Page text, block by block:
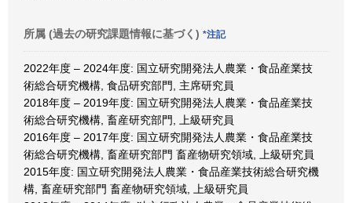
所属 (過去の研究課題情報に基づく) *注記
2022年度 – 2024年度: 国立研究開発法人農業・食品産業技
術総合研究機構, 食品研究部門, 主席研究員
2018年度 – 2019年度: 国立研究開発法人農業・食品産業技
術総合研究機構, 畜産研究部門, 上級研究員
2016年度 – 2017年度: 国立研究開発法人農業・食品産業技
術総合研究機構, 畜産研究部門 畜産物研究領域, 上級研究員
2015年度: 国立研究開発法人農業・食品産業技術総合研究機
構, 畜産研究部門 畜産物研究領域, 上級研究員